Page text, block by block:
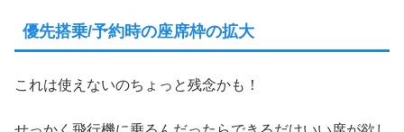
優先搭乗/予約時の座席枠の拡大
これは使えないのちょっと残念かも！